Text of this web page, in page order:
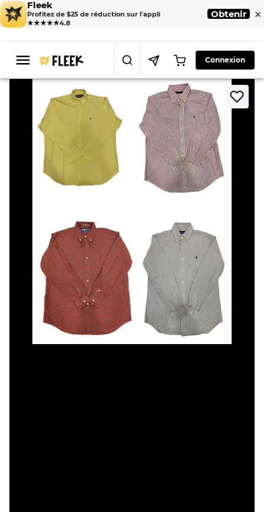
Fleek
Profitez de $25 de réduction sur l'appli
★★★★★4.8
Obtenir ×
Connexion
Chemises pour hommes Polo